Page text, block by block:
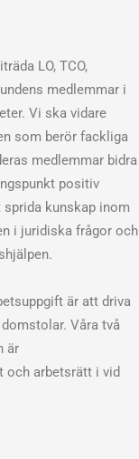
LO, TCO,
medlemmar i
Vi ska vidare
som berör fackliga
medlemmar bidra
positiv
kunskap inom
i juridiska frågor och
är att driva
Våra två
är
arbetsrätt i vid